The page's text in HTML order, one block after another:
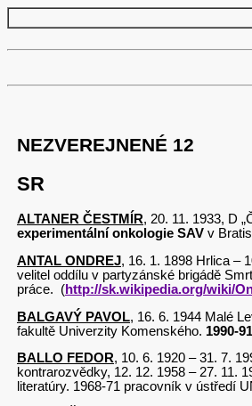
NEZVEREJNENÉ 12
SR
ALTANER ČESTMÍR, 20. 11. 1933, D
experimentální onkologie SAV v
ANTAL ONDREJ, 16. 1. 1898 Hrlica –
velitel oddílu v partyzánské brigádě
práce. (http://sk.wikipedia.org/wiki/
BALGAVÝ PAVOL, 16. 6. 1944 Malé
fakultě Univerzity Komenského. 1990-
BALLO FEDOR, 10. 6. 1920 – 31. 7.
kontrarozvědky, 12. 12. 1958 – 27. 11.
literatúry. 1968-71 pracovník v ústředí